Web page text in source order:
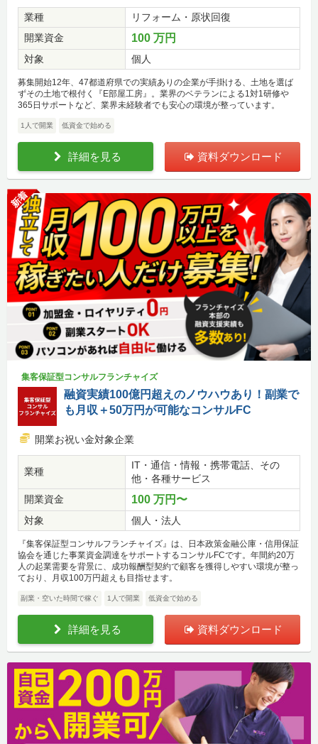
業種
リフォーム・原状回復
開業資金
100 万円
対象 個人
募集開始12年、47都道府県での実績ありの企業が手掛ける、土地を選ば
ずその土地で根付く『E部屋工房』。業界のベテランによる1対1研修や
365日サポートなど、業界未経験者でも安心の環境が整っています。
1人で開業 低資金で始める
詳細を見る 資料ダウンロード
新着
集客保証型コンサルフランチャイズ
融資実績100億円超えのノウハウあり！副業で
も月収＋50万円が可能なコンサルFC
開業お祝い金対象企業
業種
IT・通信・情報・携帯電話、その
他・各種サービス
開業資金
100 万円〜
対象 個人・法人
『集客保証型コンサルフランチャイズ』は、日本政策金融公庫・信用保証
協会を通じた事業資金調達をサポートするコンサルFCです。年間約20万
人の起業需要を背景に、成功報酬型契約で顧客を獲得しやすい環境が整っ
ており、月収100万円超えも目指せます。
副業・空いた時間で稼ぐ 1人で開業 低資金で始める
詳細を見る 資料ダウンロード